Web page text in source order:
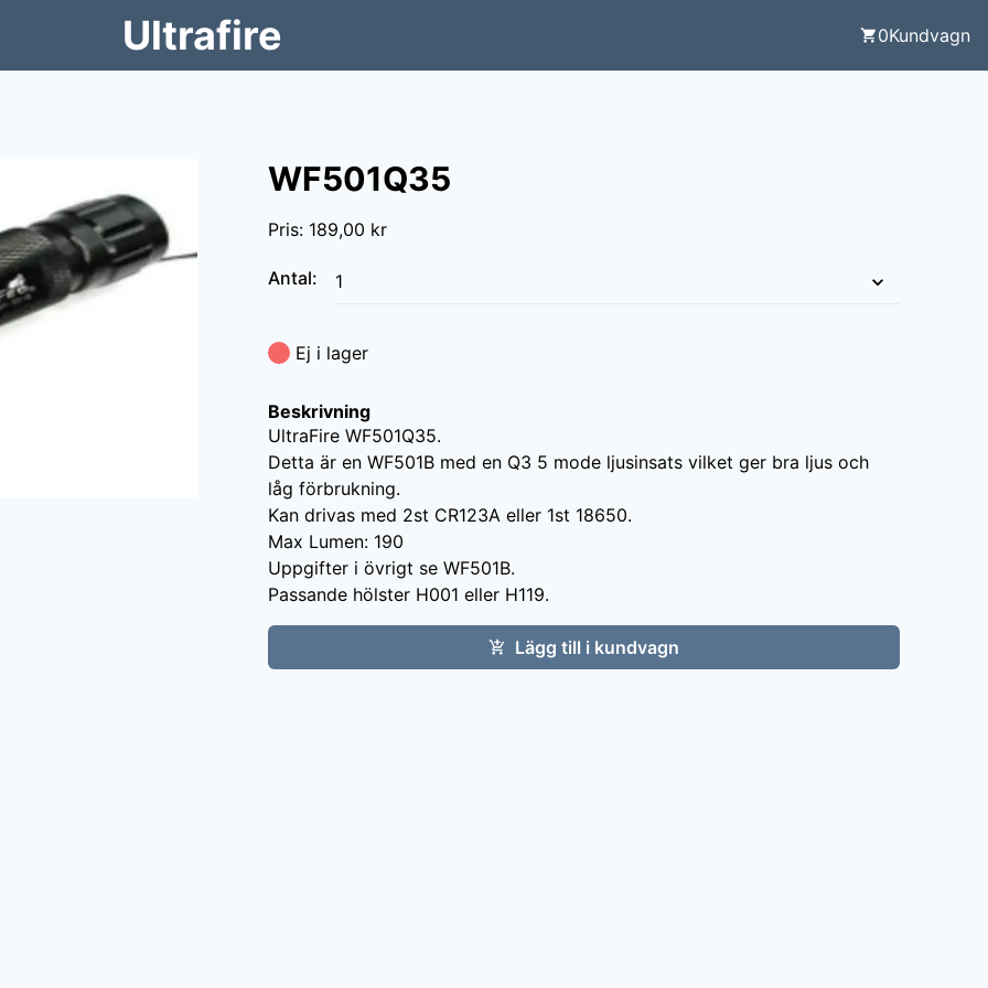
Ultrafire 0Kundvagn
WF501Q35
Pris: 189,00 kr
Antal:
Ej i lager
Beskrivning
UltraFire WF501Q35.
Detta är en WF501B med en Q3 5 mode ljusinsats vilket ger bra ljus och
låg förbrukning.
Kan drivas med 2st CR123A eller 1st 18650.
Max Lumen: 190
Uppgifter i övrigt se WF501B.
Passande hölster H001 eller H119.
Lägg till i kundvagn